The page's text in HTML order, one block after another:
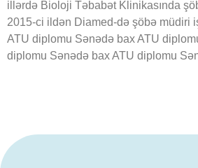
illərdə Bioloji Təbabət Klinikasında
2015-ci ildən Diamed-də şöbə müdiri
ATU diplomu Sənədə bax ATU
diplomu Sənədə bax ATU diplomu